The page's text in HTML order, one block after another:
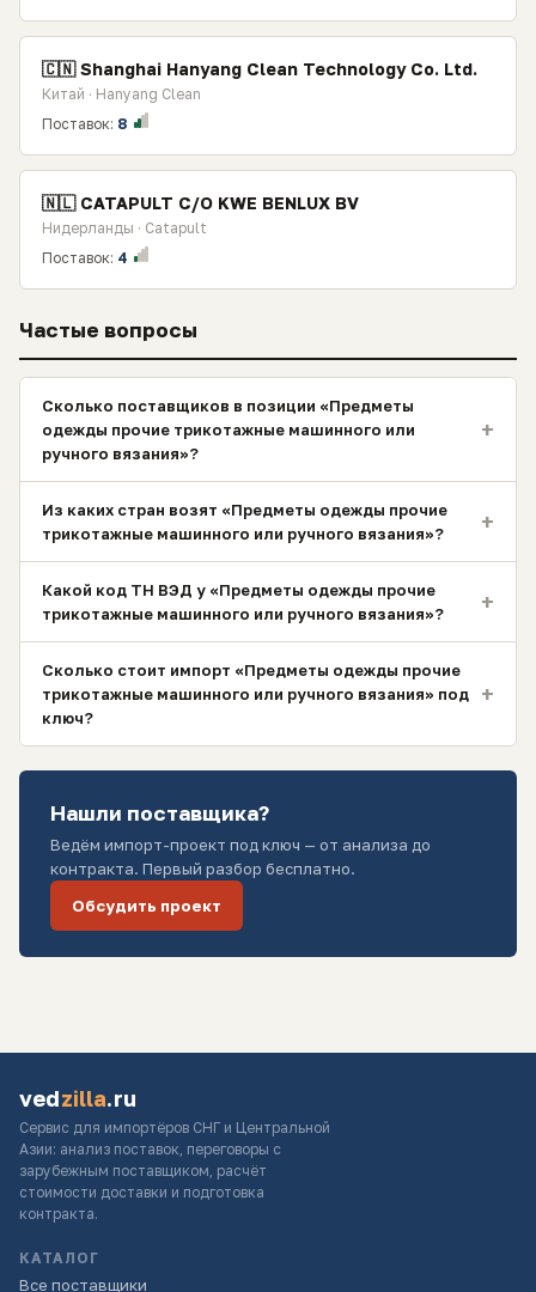
🇨🇳 Shanghai Hanyang Clean Technology Co. Ltd.
Китай · Hanyang Clean
Поставок: 8
🇳🇱 CATAPULT C/O KWE BENLUX BV
Нидерланды · Catapult
Поставок: 4
Частые вопросы
Сколько поставщиков в позиции «Предметы
одежды прочие трикотажные машинного или
ручного вязания»?
+
Из каких стран возят «Предметы одежды прочие
трикотажные машинного или ручного вязания»?
+
Какой код ТН ВЭД у «Предметы одежды прочие
трикотажные машинного или ручного вязания»?
+
Сколько стоит импорт «Предметы одежды прочие
трикотажные машинного или ручного вязания» под
ключ?
+
Нашли поставщика?
Ведём импорт-проект под ключ — от анализа до
контракта. Первый разбор бесплатно.
Обсудить проект
vedzilla.ru
Сервис для импортёров СНГ и Центральной
Азии: анализ поставок, переговоры с
зарубежным поставщиком, расчёт
стоимости доставки и подготовка
контракта.
КАТАЛОГ
Все поставщики